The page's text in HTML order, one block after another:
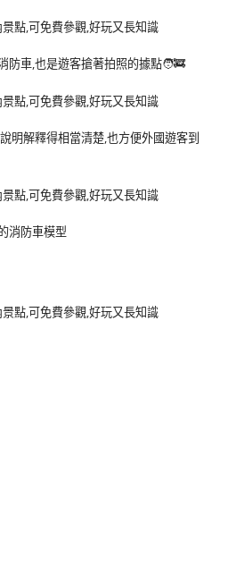
防車,也是遊客搶著拍照的據點🧑‍🚒
明解釋得相當清楚,也方便外國遊客到
消防車模型